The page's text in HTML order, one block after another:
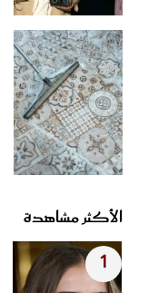
الأكثر مشاهدة
1